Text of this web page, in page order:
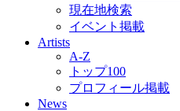
現在地検索
イベント掲載
Artists
A-Z
トップ100
プロフィール掲載
News